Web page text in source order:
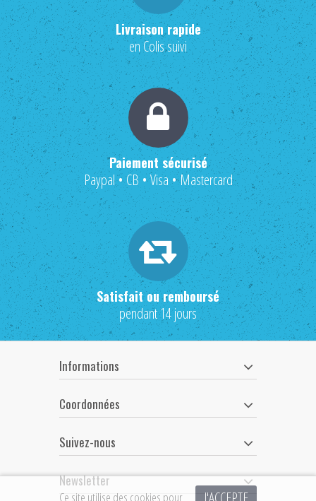
Livraison rapide
en Colis suivi
Paiement sécurisé
Paypal • CB • Visa • Mastercard
Satisfait ou remboursé
pendant 14 jours
Informations
Coordonnées
Suivez-nous
Newsletter
Ce site utilise des cookies pour